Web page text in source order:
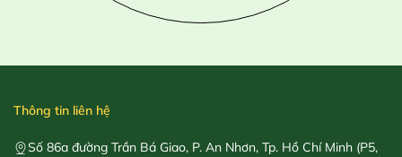
Thông tin liên hệ
Số 86a đường Trần Bá Giao, P. An Nhơn, Tp. Hồ Chí Minh (P5,